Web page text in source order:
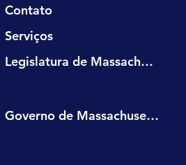
Contato
Serviços
Legislatura de Massachusetts
Governo de Massachusetts